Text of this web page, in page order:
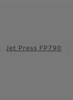
Jet Press FP790